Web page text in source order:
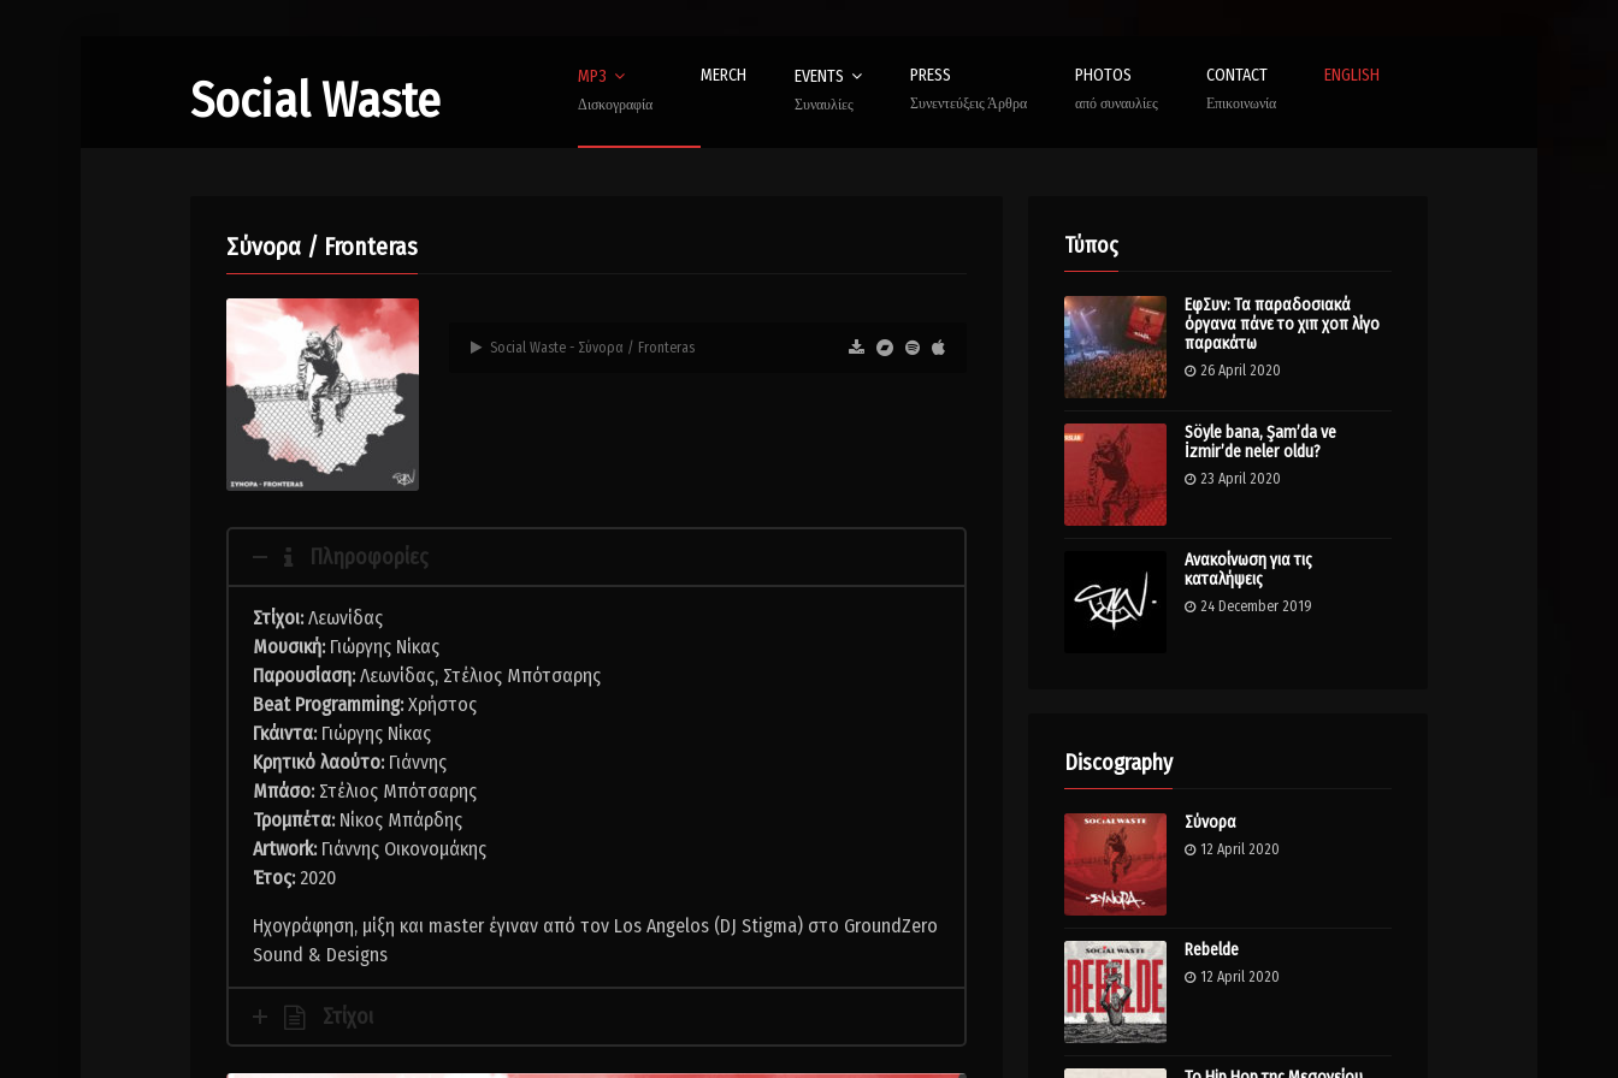
Social Waste MP3
Δισκογραφία
MERCH EVENTS
Συναυλίες
PRESS
Συνεντεύξεις Άρθρα
PHOTOS
από συναυλίες
CONTACT
Επικοινωνία
ENGLISH
Σύνορα / Fronteras
Social Waste - Σύνορα / Fronteras
Πληροφορίες
Στίχοι:Λεωνίδας
Μουσική:Γιώργης Νίκας
Παρουσίαση:Λεωνίδας, Στέλιος Μπότσαρης
Beat Programming:Χρήστος
Γκάιντα:Γιώργης Νίκας
Κρητικό λαούτο:Γιάννης
Μπάσο:Στέλιος Μπότσαρης
Τρομπέτα:Νίκος Μπάρδης
Artwork:Γιάννης Οικονομάκης
Έτος:2020
Ηχογράφηση, μίξη και master έγιναν από τον Los Angelos (DJ Stigma) στο GroundZero
Sound & Designs
Στίχοι
Τύπος
ΕφΣυν: Τα παραδοσιακά
όργανα πάνε το χιπ χοπ λίγο
παρακάτω
26 April 2020
Söyle bana, Şam’da ve
İzmir’de neler oldu?
23 April 2020
Ανακοίνωση για τις
καταλήψεις
24 December 2019
Discography
Σύνορα
12 April 2020
Rebelde
12 April 2020